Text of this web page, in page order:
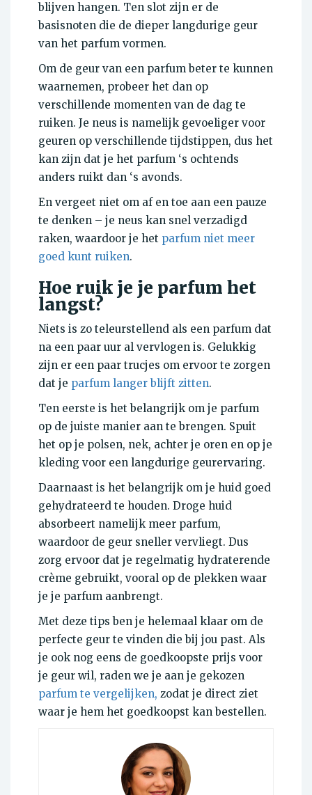
blijven hangen. Ten slot zijn er de
basisnoten die de dieper langdurige geur
van het parfum vormen.
Om de geur van een parfum beter te kunnen
waarnemen, probeer het dan op
verschillende momenten van de dag te
ruiken. Je neus is namelijk gevoeliger voor
geuren op verschillende tijdstippen, dus het
kan zijn dat je het parfum ‘s ochtends
anders ruikt dan ‘s avonds.
En vergeet niet om af en toe aan een pauze
te denken – je neus kan snel verzadigd
raken, waardoor je het parfum niet meer
goed kunt ruiken.
Hoe ruik je je parfum het
langst?
Niets is zo teleurstellend als een parfum dat
na een paar uur al vervlogen is. Gelukkig
zijn er een paar trucjes om ervoor te zorgen
dat je parfum langer blijft zitten.
Ten eerste is het belangrijk om je parfum
op de juiste manier aan te brengen. Spuit
het op je polsen, nek, achter je oren en op je
kleding voor een langdurige geurervaring.
Daarnaast is het belangrijk om je huid goed
gehydrateerd te houden. Droge huid
absorbeert namelijk meer parfum,
waardoor de geur sneller vervliegt. Dus
zorg ervoor dat je regelmatig hydraterende
crème gebruikt, vooral op de plekken waar
je je parfum aanbrengt.
Met deze tips ben je helemaal klaar om de
perfecte geur te vinden die bij jou past. Als
je ook nog eens de goedkoopste prijs voor
je geur wil, raden we je aan je gekozen
parfum te vergelijken, zodat je direct ziet
waar je hem het goedkoopst kan bestellen.